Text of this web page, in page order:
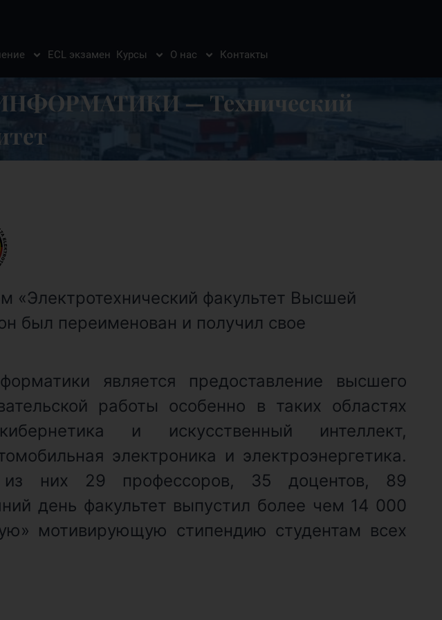
ECL экзамен Курсы О нас Контакты
— Технический
«Электротехнический факультет Высшей
был переименован и получил свое
является предоставление высшего
работы особенно в таких областях
и искусственный интеллект,
электроника и электроэнергетика.
из них 29 профессоров, 35 доцентов, 89
день факультет выпустил более чем 14 000
мотивирующую стипендию студентам всех